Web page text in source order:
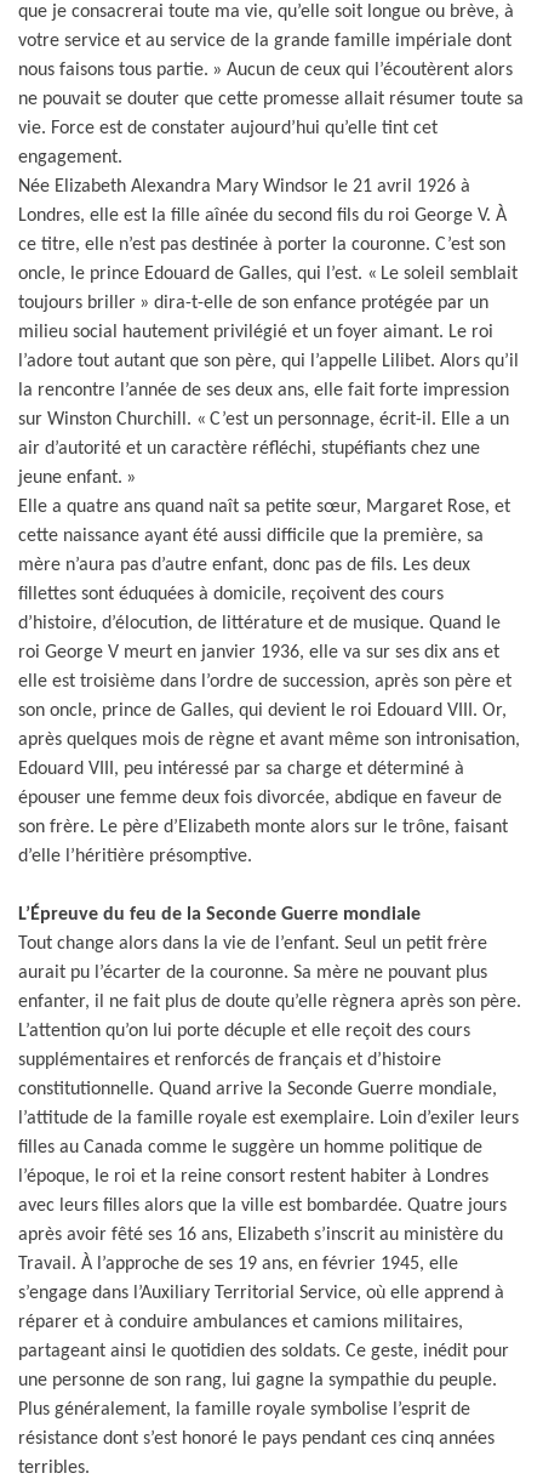
que je consacrerai toute ma vie, qu’elle soit longue ou brève, à
votre service et au service de la grande famille impériale dont
nous faisons tous partie. » Aucun de ceux qui l’écoutèrent alors
ne pouvait se douter que cette promesse allait résumer toute sa
vie. Force est de constater aujourd’hui qu’elle tint cet
engagement.
Née Elizabeth Alexandra Mary Windsor le 21 avril 1926 à
Londres, elle est la fille aînée du second fils du roi George V. À
ce titre, elle n’est pas destinée à porter la couronne. C’est son
oncle, le prince Edouard de Galles, qui l’est. « Le soleil semblait
toujours briller » dira-t-elle de son enfance protégée par un
milieu social hautement privilégié et un foyer aimant. Le roi
l’adore tout autant que son père, qui l’appelle Lilibet. Alors qu’il
la rencontre l’année de ses deux ans, elle fait forte impression
sur Winston Churchill. « C’est un personnage, écrit-il. Elle a un
air d’autorité et un caractère réfléchi, stupéfiants chez une
jeune enfant. »
Elle a quatre ans quand naît sa petite sœur, Margaret Rose, et
cette naissance ayant été aussi difficile que la première, sa
mère n’aura pas d’autre enfant, donc pas de fils. Les deux
fillettes sont éduquées à domicile, reçoivent des cours
d’histoire, d’élocution, de littérature et de musique. Quand le
roi George V meurt en janvier 1936, elle va sur ses dix ans et
elle est troisième dans l’ordre de succession, après son père et
son oncle, prince de Galles, qui devient le roi Edouard VIII. Or,
après quelques mois de règne et avant même son intronisation,
Edouard VIII, peu intéressé par sa charge et déterminé à
épouser une femme deux fois divorcée, abdique en faveur de
son frère. Le père d’Elizabeth monte alors sur le trône, faisant
d’elle l’héritière présomptive.
L’Épreuve du feu de la Seconde Guerre mondiale
Tout change alors dans la vie de l’enfant. Seul un petit frère
aurait pu l’écarter de la couronne. Sa mère ne pouvant plus
enfanter, il ne fait plus de doute qu’elle règnera après son père.
L’attention qu’on lui porte décuple et elle reçoit des cours
supplémentaires et renforcés de français et d’histoire
constitutionnelle. Quand arrive la Seconde Guerre mondiale,
l’attitude de la famille royale est exemplaire. Loin d’exiler leurs
filles au Canada comme le suggère un homme politique de
l’époque, le roi et la reine consort restent habiter à Londres
avec leurs filles alors que la ville est bombardée. Quatre jours
après avoir fêté ses 16 ans, Elizabeth s’inscrit au ministère du
Travail. À l’approche de ses 19 ans, en février 1945, elle
s’engage dans l’Auxiliary Territorial Service, où elle apprend à
réparer et à conduire ambulances et camions militaires,
partageant ainsi le quotidien des soldats. Ce geste, inédit pour
une personne de son rang, lui gagne la sympathie du peuple.
Plus généralement, la famille royale symbolise l’esprit de
résistance dont s’est honoré le pays pendant ces cinq années
terribles.